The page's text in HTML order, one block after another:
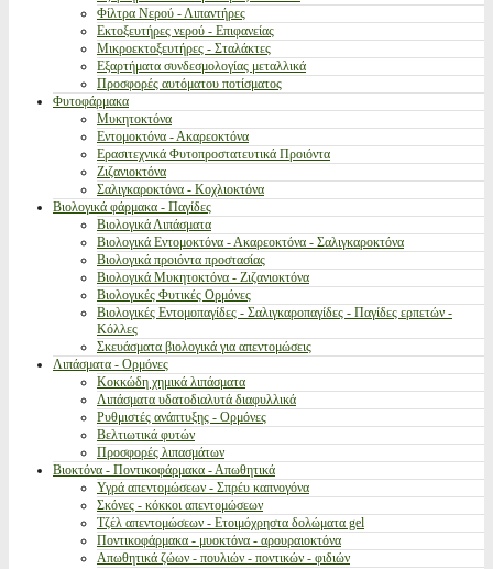
Φίλτρα Νερού - Λιπαντήρες
Εκτοξευτήρες νερού - Επιφανείας
Μικροεκτοξευτήρες - Σταλάκτες
Εξαρτήματα συνδεσμολογίας μεταλλικά
Προσφορές αυτόματου ποτίσματος
Φυτοφάρμακα
Μυκητοκτόνα
Εντομοκτόνα - Ακαρεοκτόνα
Ερασιτεχνικά Φυτοπροστατευτικά Προιόντα
Ζιζανιοκτόνα
Σαλιγκαροκτόνα - Κοχλιοκτόνα
Βιολογικά φάρμακα - Παγίδες
Βιολογικά Λιπάσματα
Βιολογικά Εντομοκτόνα - Ακαρεοκτόνα - Σαλιγκαροκτόνα
Βιολογικά προιόντα προστασίας
Βιολογικά Μυκητοκτόνα - Ζιζανιοκτόνα
Βιολογικές Φυτικές Ορμόνες
Βιολογικές Εντομοπαγίδες - Σαλιγκαροπαγίδες - Παγίδες ερπετών -
Κόλλες
Σκευάσματα βιολογικά για απεντομώσεις
Λιπάσματα - Ορμόνες
Κοκκώδη χημικά λιπάσματα
Λιπάσματα υδατοδιαλυτά διαφυλλικά
Ρυθμιστές ανάπτυξης - Ορμόνες
Βελτιωτικά φυτών
Προσφορές λιπασμάτων
Βιοκτόνα - Ποντικοφάρμακα - Απωθητικά
Υγρά απεντομώσεων - Σπρέυ καπνογόνα
Σκόνες - κόκκοι απεντομώσεων
Τζέλ απεντομώσεων - Ετοιμόχρηστα δολώματα gel
Ποντικοφάρμακα - μυοκτόνα - αρουραιοκτόνα
Απωθητικά ζώων - πουλιών - ποντικών - φιδιών